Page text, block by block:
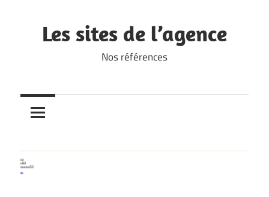
contentLes sites de l’agence
Nos références